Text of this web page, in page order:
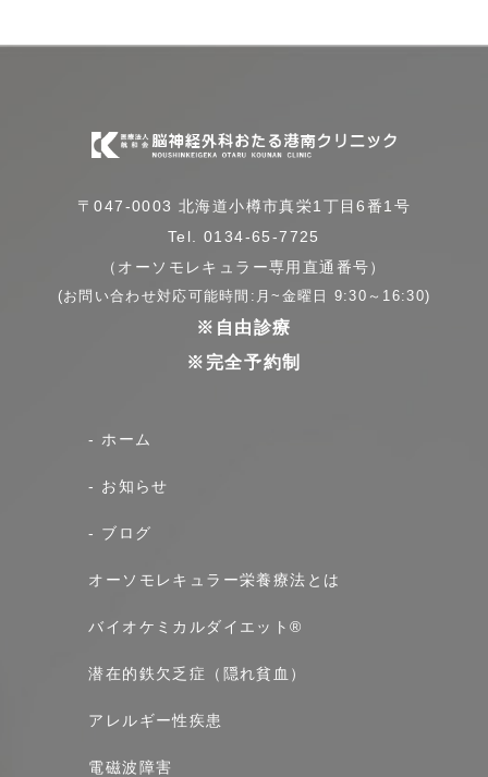
〒047-0003 北海道小樽市真栄1丁目6番1号
Tel. 0134-65-7725
（オーソモレキュラー専用直通番号）
(お問い合わせ対応可能時間:月~金曜日 9:30～16:30)
※自由診療
※完全予約制
- ホーム
- お知らせ
- ブログ
オーソモレキュラー栄養療法とは
バイオケミカルダイエット®
潜在的鉄欠乏症（隠れ貧血）
アレルギー性疾患
電磁波障害